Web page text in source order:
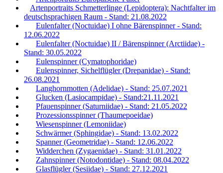
Artenportraits Schmetterlinge (Lepidoptera): Nachtfalter im
deutschsprachigen Raum - Stand: 21.08.2022
Eulenfalter (Noctuidae) I ohne Bärenspinner - Stand:
12.06.2022
Eulenfalter (Noctuidae) II / Bärenspinner (Arctiidae) -
Stand: 30.05.2022
Eulenspinner (Cymatophoridae)
Eulenspinner, Sichelflügler (Drepanidae) - Stand:
26.08.2021
Langhornmotten (Adelidae) - Stand: 25.07.2021
Glucken (Lasiocampidae) - Stand:21.11.2021
Pfauenspinner (Saturniidae) - Stand: 21.05.2022
Prozessionsspinner (Thaumepoeidae)
Wiesenspinner (Lemoniidae)
Schwärmer (Sphingidae) - Stand: 13.02.2022
Spanner (Geometridae) - Stand: 12.06.2022
Widderchen (Zygaenidae) - Stand: 31.01.2022
Zahnspinner (Notodontidae) - Stand: 08.04.2022
Glasflügler (Sesiidae) - Stand: 27.12.2021